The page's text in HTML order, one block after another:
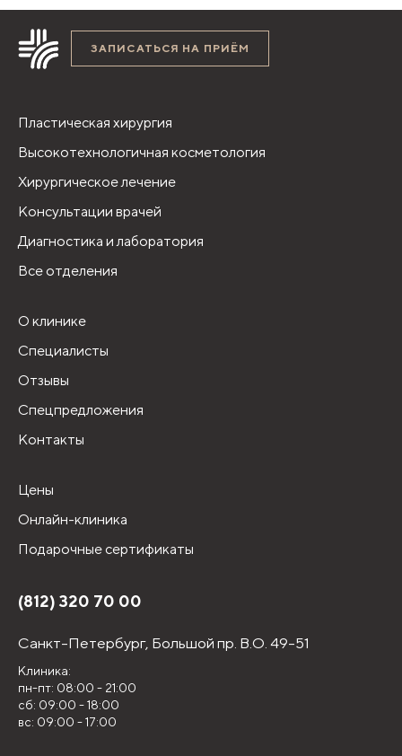
ЗАПИСАТЬСЯ НА ПРИЁМ
Пластическая хирургия
Высокотехнологичная косметология
Хирургическое лечение
Консультации врачей
Диагностика и лаборатория
Все отделения
О клинике
Специалисты
Отзывы
Спецпредложения
Контакты
Цены
Онлайн-клиника
Подарочные сертификаты
(812) 320 70 00
Санкт-Петербург, Большой пр. В.О. 49-51
Клиника:
пн-пт: 08:00 - 21:00
сб: 09:00 - 18:00
вс: 09:00 - 17:00